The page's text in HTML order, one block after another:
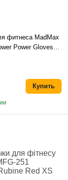
фитнеса MadMax
Power Gloves
Купить